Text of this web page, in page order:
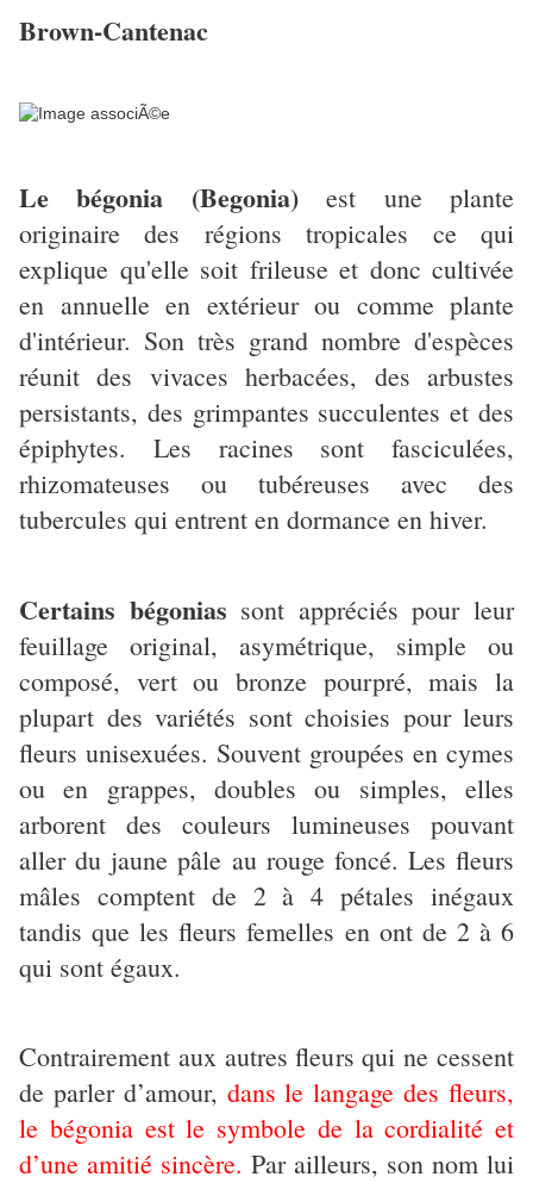
Brown-Cantenac
Le bégonia (Begonia)est une plante
originaire des régions tropicales ce qui
explique qu'elle soit frileuse et donc cultivée
en annuelle en extérieur ou comme plante
d'intérieur. Son très grand nombre d'espèces
réunit des vivaces herbacées, des arbustes
persistants, des grimpantes succulentes et des
épiphytes. Les racines sont fasciculées,
rhizomateuses ou tubéreuses avec des
tubercules qui entrent en dormance en hiver.
Certains bégonias sont appréciés pour leur
feuillage original, asymétrique, simple ou
composé, vert ou bronze pourpré, mais la
plupart des variétés sont choisies pour leurs
fleurs unisexuées. Souvent groupées en cymes
ou en grappes, doubles ou simples, elles
arborent des couleurs lumineuses pouvant
aller du jaune pâle au rouge foncé. Les fleurs
mâles comptent de 2 à 4 pétales inégaux
tandis que les fleurs femelles en ont de 2 à 6
qui sont égaux.
Contrairement aux autres fleurs qui ne cessent
de parler d’amour, dans le langage des fleurs,
le bégonia est le symbole de la cordialité et
d’une amitié sincère. Par ailleurs, son nom lui